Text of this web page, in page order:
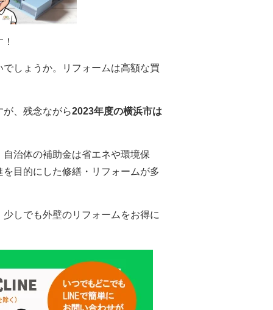
しょうか。リフォームは高額な買
、残念ながら2023年度の横浜市は
治体の補助金は省エネや環境保
目的にした修繕・リフォームが多
しでも外壁のリフォームをお得に